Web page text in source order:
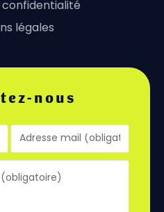
confidentialité
légales
nous